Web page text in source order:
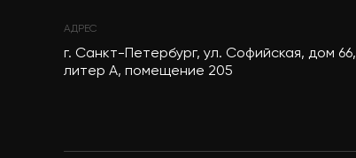
АДРЕС
г. Санкт-Петербург, ул. Софийская, дом 66,
литер А, помещение 205